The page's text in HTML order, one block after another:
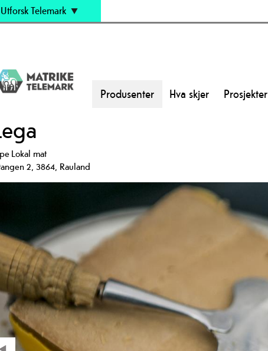
Utforsk Telemark
Produsenter Hva skjer Prosjekter
Lokal mat
2, 3864, Rauland